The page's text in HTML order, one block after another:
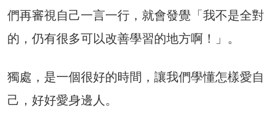
們再審視自己一言一行，就會發覺「我不是全對
的，仍有很多可以改善學習的地方啊！」。
獨處，是一個很好的時間，讓我們學懂怎樣愛自
己，好好愛身邊人。